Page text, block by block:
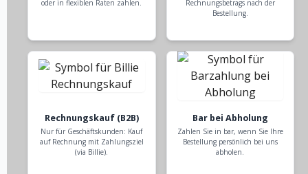
oder in flexiblen Raten zahlen.
Rechnungsbetrags nach der
Bestellung.
Rechnungskauf (B2B)
Nur für Geschäftskunden: Kauf
auf Rechnung mit Zahlungsziel
(via Billie).
Bar bei Abholung
Zahlen Sie in bar, wenn Sie Ihre
Bestellung persönlich bei uns
abholen.